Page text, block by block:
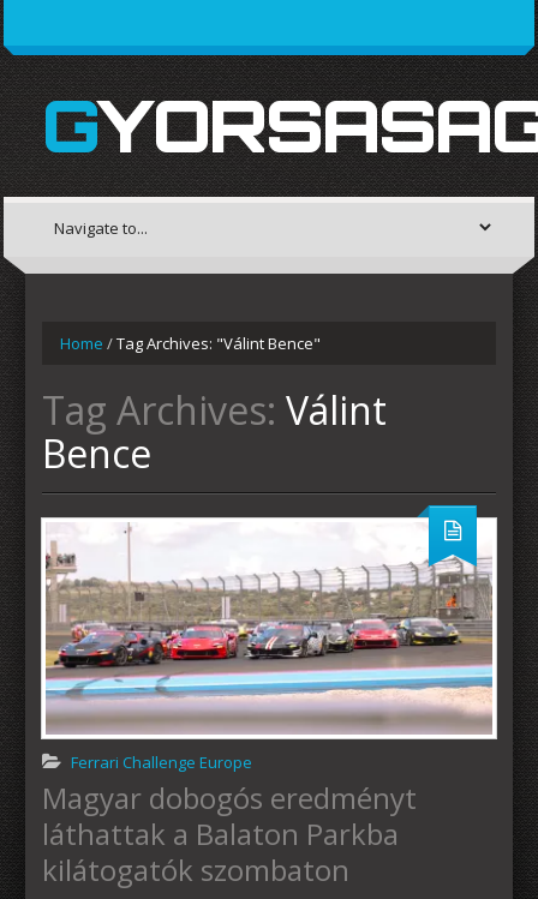
Home /Tag Archives: "Válint Bence"
Tag Archives: Válint
Bence
Ferrari Challenge Europe
Magyar dobogós eredményt
láthattak a Balaton Parkba
kilátogatók szombaton